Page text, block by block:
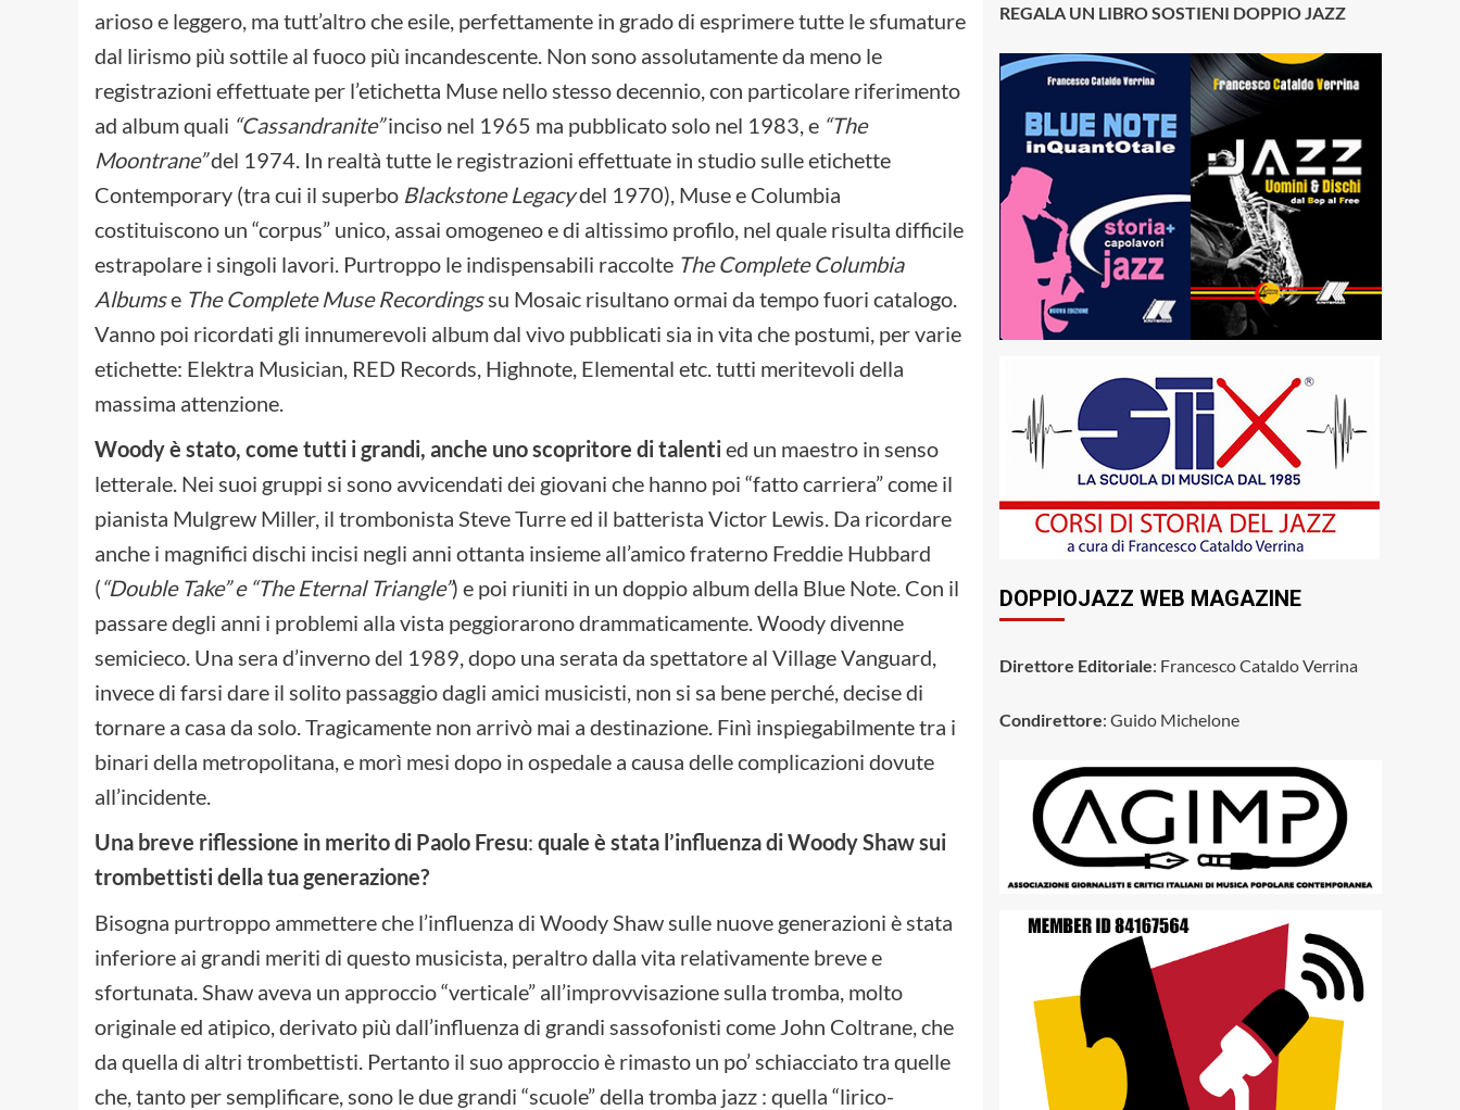
arioso e leggero, ma tutt’altro che esile, perfettamente in grado di esprimere tutte le sfumature
dal lirismo più sottile al fuoco più incandescente. Non sono assolutamente da meno le
registrazioni effettuate per l’etichetta Muse nello stesso decennio, con particolare riferimento
ad album quali “Cassandranite”inciso nel 1965 ma pubblicato solo nel 1983, e “The
Moontrane”del 1974. In realtà tutte le registrazioni effettuate in studio sulle etichette
Contemporary (tra cui il superbo Blackstone Legacydel 1970), Muse e Columbia
costituiscono un “corpus” unico, assai omogeneo e di altissimo profilo, nel quale risulta difficile
estrapolare i singoli lavori. Purtroppo le indispensabili raccolte The Complete Columbia
Albumse The Complete Muse Recordingssu Mosaic risultano ormai da tempo fuori catalogo.
Vanno poi ricordati gli innumerevoli album dal vivo pubblicati sia in vita che postumi, per varie
etichette: Elektra Musician, RED Records, Highnote, Elemental etc. tutti meritevoli della
massima attenzione.
Woody è stato, come tutti i grandi, anche uno scopritore di talentied un maestro in senso
letterale. Nei suoi gruppi si sono avvicendati dei giovani che hanno poi “fatto carriera” come il
pianista Mulgrew Miller, il trombonista Steve Turre ed il batterista Victor Lewis. Da ricordare
anche i magnifici dischi incisi negli anni ottanta insieme all’amico fraterno Freddie Hubbard
(“Double Take” e “The Eternal Triangle”) e poi riuniti in un doppio album della Blue Note. Con il
passare degli anni i problemi alla vista peggiorarono drammaticamente. Woody divenne
semicieco. Una sera d’inverno del 1989, dopo una serata da spettatore al Village Vanguard,
invece di farsi dare il solito passaggio dagli amici musicisti, non si sa bene perché, decise di
tornare a casa da solo. Tragicamente non arrivò mai a destinazione. Finì inspiegabilmente tra i
binari della metropolitana, e morì mesi dopo in ospedale a causa delle complicazioni dovute
all’incidente.
Una breve riflessione in merito di Paolo Fresu: quale è stata l’influenza di Woody Shaw sui
trombettisti della tua generazione?
Bisogna purtroppo ammettere che l’influenza di Woody Shaw sulle nuove generazioni è stata
inferiore ai grandi meriti di questo musicista, peraltro dalla vita relativamente breve e
sfortunata. Shaw aveva un approccio “verticale” all’improvvisazione sulla tromba, molto
originale ed atipico, derivato più dall’influenza di grandi sassofonisti come John Coltrane, che
da quella di altri trombettisti. Pertanto il suo approccio è rimasto un po’ schiacciato tra quelle
che, tanto per semplificare, sono le due grandi “scuole” della tromba jazz : quella “lirico-
REGALA UN LIBRO SOSTIENI DOPPIO JAZZ
DOPPIOJAZZ WEB MAGAZINE
Direttore Editoriale: Francesco Cataldo Verrina
Condirettore: Guido Michelone